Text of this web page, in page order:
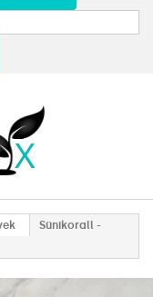
Sünikorall -